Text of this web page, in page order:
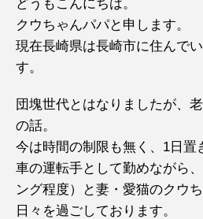
どうもこんにちは。
クウちゃんパパと申します。
現在長崎県は長崎市に住んで
す。
団塊世代とはなりましたが、
の話。
今は時間の制限も無く、1日置
車の運転手として勤めながら
ング程度）と妻・愛猫のクウ
日々を過ごしております。